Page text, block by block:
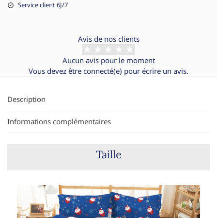
Service client 6J/7
Avis de nos clients
Aucun avis pour le moment
Vous devez être connecté(e) pour écrire un avis.
Description
Informations complémentaires
Taille